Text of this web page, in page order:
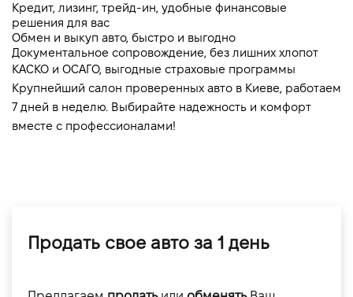
Кредит, лизинг, трейд-ин, удобные финансовые
решения для вас
Обмен и выкуп авто, быстро и выгодно
Документальное сопровождение, без лишних хлопот
КАСКО и ОСАГО, выгодные страховые программы
Крупнейший салон проверенных авто в Киеве, работаем
7 дней в неделю. Выбирайте надежность и комфорт
вместе с профессионалами!
Продать свое авто за 1 день